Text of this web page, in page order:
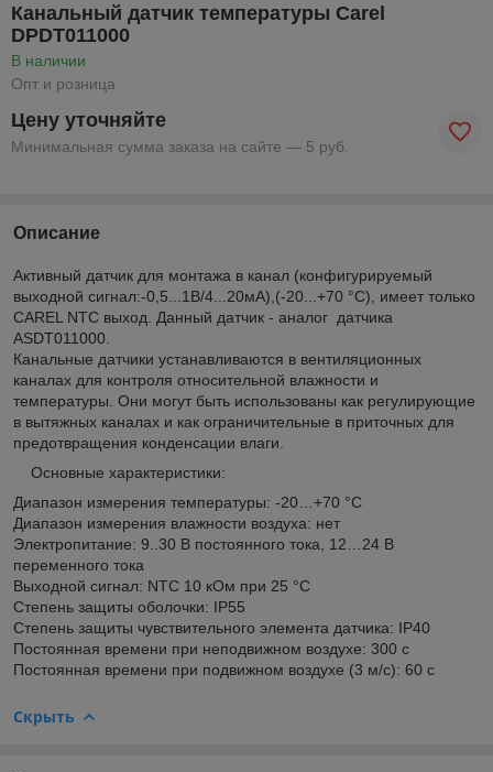
Канальный датчик температуры Carel
DPDT011000
В наличии
Опт и розница
Цену уточняйте
Минимальная сумма заказа на сайте — 5 руб.
Описание
Активный датчик для монтажа в канал (конфигурируемый
выходной сигнал:-0,5...1В/4...20мА),(-20...+70 °C), имеет только
CAREL NTC выход. Данный датчик - аналог датчика
ASDT011000.
Канальные датчики устанавливаются в вентиляционных
каналах для контроля относительной влажности и
температуры. Они могут быть использованы как регулирующие
в вытяжных каналах и как ограничительные в приточных для
предотвращения конденсации влаги.
Основные характеристики:
Диапазон измерения температуры: -20…+70 °С
Диапазон измерения влажности воздуха: нет
Электропитание: 9..30 В постоянного тока, 12…24 В
переменного тока
Выходной сигнал: NTC 10 кОм при 25 °C
Степень защиты оболочки: IP55
Степень защиты чувствительного элемента датчика: IP40
Постоянная времени при неподвижном воздухе: 300 с
Постоянная времени при подвижном воздухе (3 м/с): 60 с
Скрыть